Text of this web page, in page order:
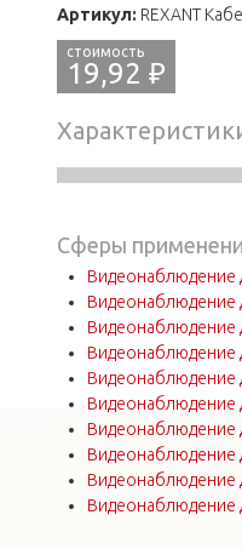
Артикул: REXANT
19,92 ₽
Сферы
Видеонаблюдение
Видеонаблюдение
Видеонаблюдение
Видеонаблюдение
Видеонаблюдение
Видеонаблюдение
Видеонаблюдение
Видеонаблюдение
Видеонаблюдение